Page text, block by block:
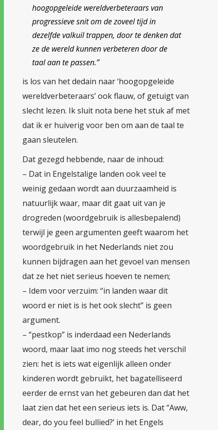
hoogopgeleide wereldverbeteraars van
progressieve snit om de zoveel tijd in
dezelfde valkuil trappen, door te denken dat
ze de wereld kunnen verbeteren door de
taal aan te passen.”
is los van het dedain naar ‘hoogopgeleide
wereldverbeteraars’ ook flauw, of getuigt van
slecht lezen. Ik sluit nota bene het stuk af met
dat ik er huiverig voor ben om aan de taal te
gaan sleutelen.
Dat gezegd hebbende, naar de inhoud:
– Dat in Engelstalige landen ook veel te
weinig gedaan wordt aan duurzaamheid is
natuurlijk waar, maar dit gaat uit van je
drogreden (woordgebruik is allesbepalend)
terwijl je geen argumenten geeft waarom het
woordgebruik in het Nederlands niet zou
kunnen bijdragen aan het gevoel van mensen
dat ze het niet serieus hoeven te nemen;
– Idem voor verzuim: “in landen waar dit
woord er niet is is het ook slecht” is geen
argument.
– “pestkop” is inderdaad een Nederlands
woord, maar laat imo nog steeds het verschil
zien: het is iets wat eigenlijk alleen onder
kinderen wordt gebruikt, het bagatelliseerd
eerder de ernst van het gebeuren dan dat het
laat zien dat het een serieus iets is. Dat “Aww,
dear, do you feel bullied?’ in het Engels